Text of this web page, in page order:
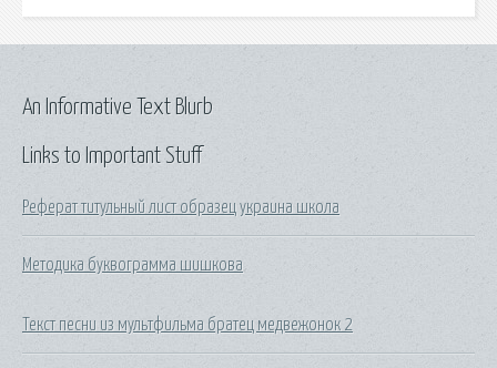
Links to Important Stuff
Реферат титульный лист образец украина школа
Методика буквограмма шишкова
Текст песни из мультфильма братец медвежонок 2
An Informative Text Blurb